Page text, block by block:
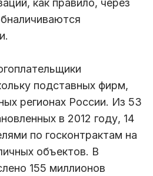
подставных фирм,
регионах России. Из 53
в 2012 году, 14
по госконтрактам на
объектов. В
155 миллионов